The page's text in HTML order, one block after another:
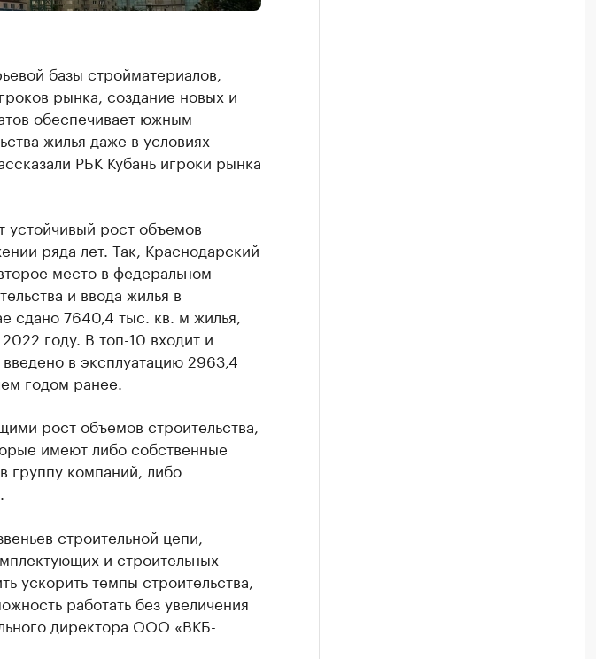
базы стройматериалов,
рынка, создание новых и
обеспечивает южным
жилья даже в условиях
РБК Кубань игроки рынка
рост объемов
ряда лет. Так, Краснодарский
место в федеральном
и ввода жилья в
сдано 7640,4 тыс. кв. м жилья,
году. В топ-10 входит и
в эксплуатацию 2963,4
годом ранее.
рост объемов строительства,
имеют либо собственные
группу компаний, либо
строительной цепи,
и строительных
ускорить темпы строительства,
работать без увеличения
директора ООО «ВКБ-